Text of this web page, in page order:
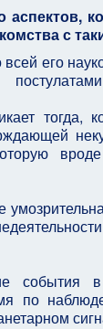
аспектов,
с
его
тогда,
по